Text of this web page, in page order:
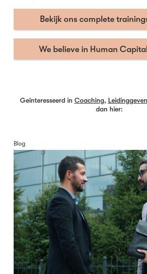
Bekijk ons complete
We believe in Human
Geïnteresseerd in Coaching, Leidinggeven
dan hier:
Blog